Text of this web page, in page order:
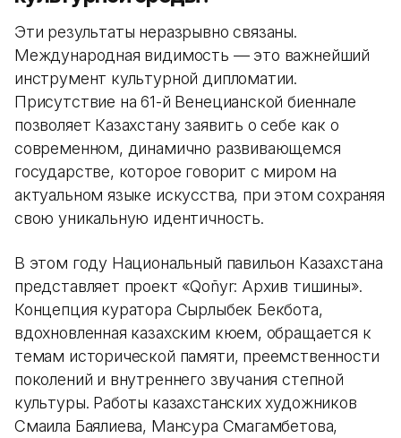
Эти результаты неразрывно связаны.
Международная видимость — это важнейший
инструмент культурной дипломатии.
Присутствие на 61-й Венецианской биеннале
позволяет Казахстану заявить о себе как о
современном, динамично развивающемся
государстве, которое говорит с миром на
актуальном языке искусства, при этом сохраняя
свою уникальную идентичность.
В этом году Национальный павильон Казахстана
представляет проект «Qoñyr: Архив тишины».
Концепция куратора Сырлыбек Бекбота,
вдохновленная казахским кюем, обращается к
темам исторической памяти, преемственности
поколений и внутреннего звучания степной
культуры. Работы казахстанских художников
Смаила Баялиева, Мансура Смагамбетова,